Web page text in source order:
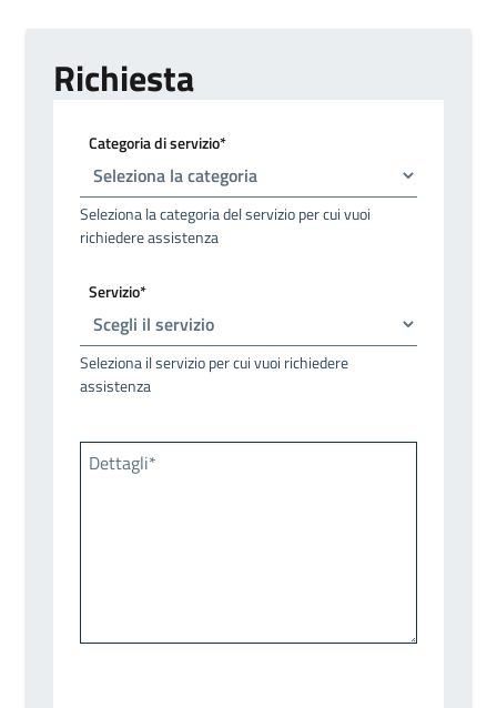
Richiesta
Categoria di servizio*
Seleziona la categoria del servizio per cui vuoi
richiedere assistenza
Servizio*
Seleziona il servizio per cui vuoi richiedere
assistenza
Dettagli*